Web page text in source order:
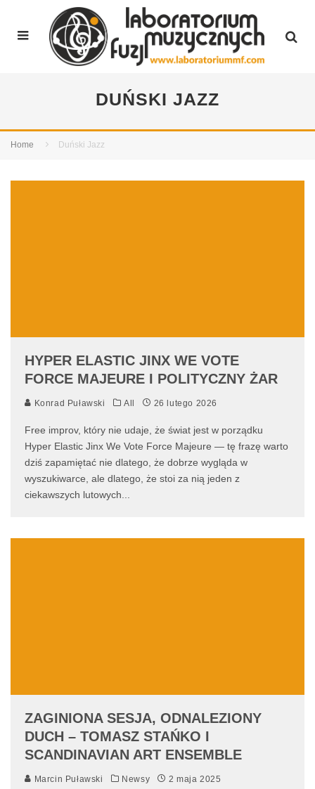
DUŃSKI JAZZ
Home Duński Jazz
HYPER ELASTIC JINX WE VOTE
FORCE MAJEURE I POLITYCZNY ŻAR
Konrad Puławski All 26 lutego 2026
Free improv, który nie udaje, że świat jest w porządku
Hyper Elastic Jinx We Vote Force Majeure — tę frazę warto
dziś zapamiętać nie dlatego, że dobrze wygląda w
wyszukiwarce, ale dlatego, że stoi za nią jeden z
ciekawszych lutowych...
ZAGINIONA SESJA, ODNALEZIONY
DUCH – TOMASZ STAŃKO I
SCANDINAVIAN ART ENSEMBLE
Marcin Puławski Newsy 2 maja 2025